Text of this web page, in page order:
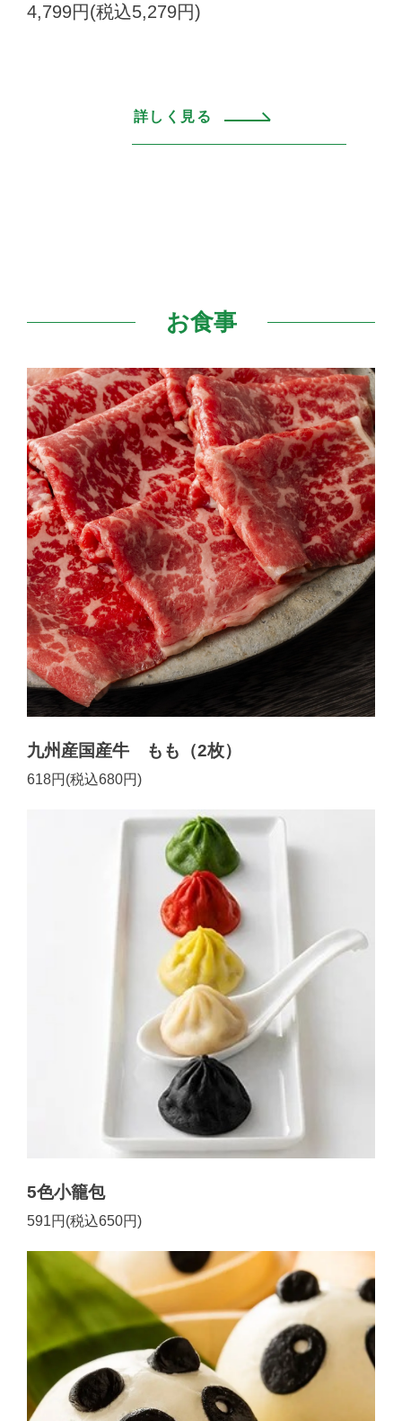
4,799円(税込5,279円)
詳しく見る
お食事
九州産国産牛 もも（2枚）
618円(税込680円)
5色小籠包
591円(税込650円)